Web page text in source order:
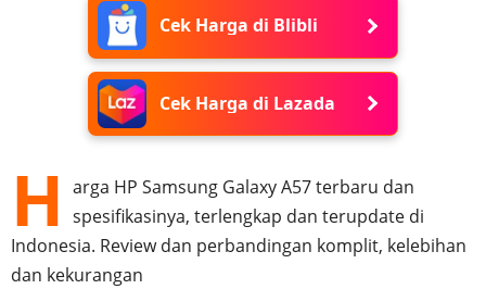
Cek Harga di Blibli
Cek Harga di Lazada
H arga HP Samsung Galaxy A57 terbaru dan
spesifikasinya, terlengkap dan terupdate di
Indonesia. Review dan perbandingan komplit, kelebihan
dan kekurangan